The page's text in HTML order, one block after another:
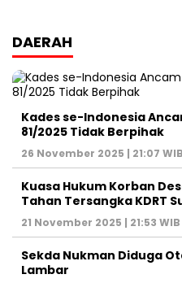
DAERAH
Kades se-Indonesia
81/2025 Tidak Berpihak
26 November 2025 | 21:07 WIB
Kuasa Hukum Korban
Tahan Tersangka KDRT
21 November 2025 | 21:53 WIB
Sekda Nukman Diduga
Lambar